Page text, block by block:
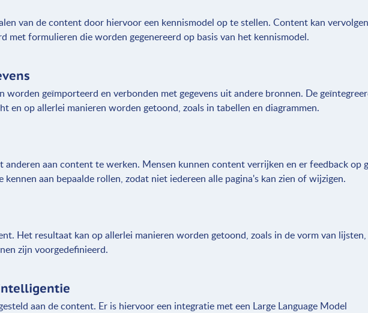
van de content door hiervoor een kennismodel op te stellen. Content kan
met formulieren die worden gegenereerd op basis van het kennismodel.
worden geïmporteerd en verbonden met gegevens uit andere bronnen. De
en op allerlei manieren worden getoond, zoals in tabellen en diagrammen.
anderen aan content te werken. Mensen kunnen content verrijken en er feedback op
aan bepaalde rollen, zodat niet iedereen alle pagina's kan zien of wijzigen.
Het resultaat kan op allerlei manieren worden getoond, zoals in de vorm van lijsten,
zijn voorgedefinieerd.
aan de content. Er is hiervoor een integratie met een Large Language Model